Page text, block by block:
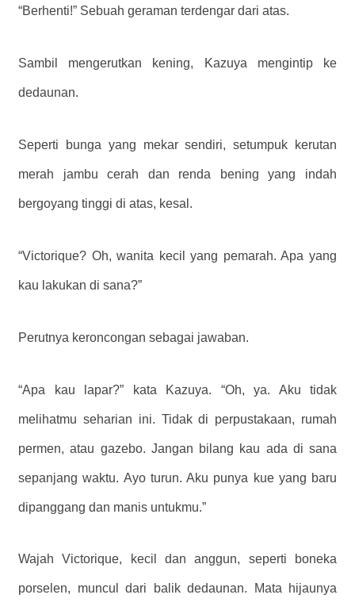
“Berhenti!” Sebuah geraman terdengar dari atas.
Sambil mengerutkan kening, Kazuya mengintip ke
dedaunan.
Seperti bunga yang mekar sendiri, setumpuk kerutan
merah jambu cerah dan renda bening yang indah
bergoyang tinggi di atas, kesal.
“Victorique? Oh, wanita kecil yang pemarah. Apa yang
kau lakukan di sana?”
Perutnya keroncongan sebagai jawaban.
“Apa kau lapar?” kata Kazuya. “Oh, ya. Aku tidak
melihatmu seharian ini. Tidak di perpustakaan, rumah
permen, atau gazebo. Jangan bilang kau ada di sana
sepanjang waktu. Ayo turun. Aku punya kue yang baru
dipanggang dan manis untukmu.”
Wajah Victorique, kecil dan anggun, seperti boneka
porselen, muncul dari balik dedaunan. Mata hijaunya